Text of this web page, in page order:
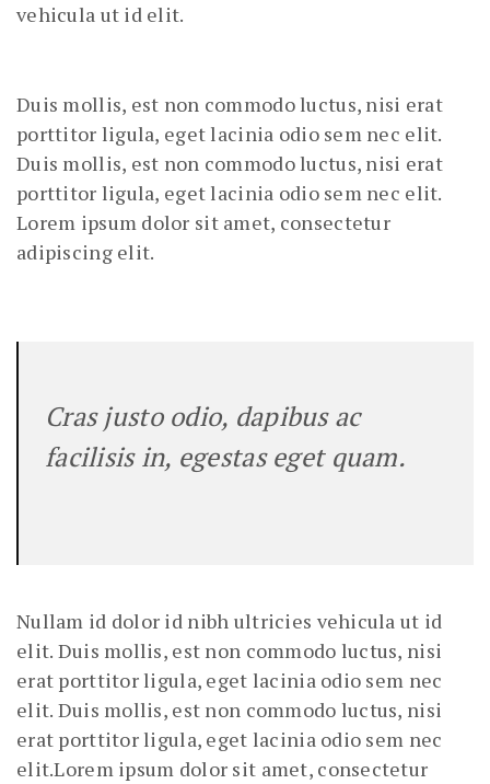
vehicula ut id elit.
Duis mollis, est non commodo luctus, nisi erat
porttitor ligula, eget lacinia odio sem nec elit.
Duis mollis, est non commodo luctus, nisi erat
porttitor ligula, eget lacinia odio sem nec elit.
Lorem ipsum dolor sit amet, consectetur
adipiscing elit.
Cras justo odio, dapibus ac
facilisis in, egestas eget quam.
Nullam id dolor id nibh ultricies vehicula ut id
elit. Duis mollis, est non commodo luctus, nisi
erat porttitor ligula, eget lacinia odio sem nec
elit. Duis mollis, est non commodo luctus, nisi
erat porttitor ligula, eget lacinia odio sem nec
elit.Lorem ipsum dolor sit amet, consectetur